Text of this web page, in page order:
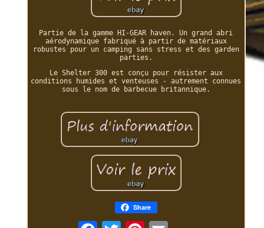
Partie de la gamme HI-GEAR haven. Un grand abri
aérodynamique fabriqué à partir de matériaux
robustes pour un camping sans stress et des garden
parties.
Le Shelter 300 est conçu pour résister aux
conditions humides et venteuses - autrement connues
sous le nom de barbecue britannique.
Share